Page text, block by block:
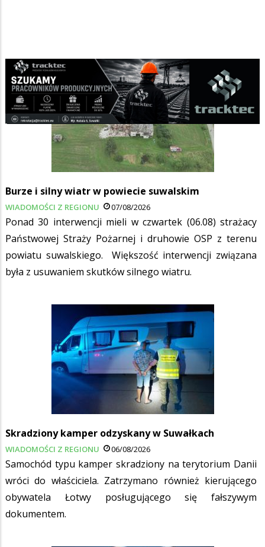
Burze i silny wiatr w powiecie suwalskim
WIADOMOŚCI Z REGIONU 07/08/2026
Ponad 30 interwencji mieli w czwartek (06.08) strażacy
Państwowej Straży Pożarnej i druhowie OSP z terenu
powiatu suwalskiego. Większość interwencji związana
była z usuwaniem skutków silnego wiatru.
Skradziony kamper odzyskany w Suwałkach
WIADOMOŚCI Z REGIONU 06/08/2026
Samochód typu kamper skradziony na terytorium Danii
wróci do właściciela. Zatrzymano również kierującego
obywatela Łotwy posługującego się fałszywym
dokumentem.